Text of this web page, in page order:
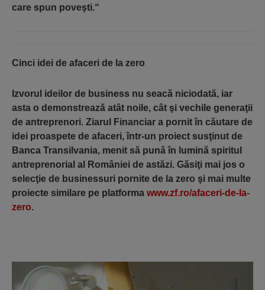
care spun poveşti.“
Cinci idei de afaceri de la zero
Izvorul ideilor de business nu seacă niciodată, iar
asta o demonstrează atât noile, cât şi vechile generaţii
de antreprenori. Ziarul Financiar a pornit în căutare de
idei proaspete de afaceri, într-un proiect susţinut de
Banca Transilvania, menit să pună în lumină spiritul
antreprenorial al României de astăzi. Găsiţi mai jos o
selecţie de businessuri pornite de la zero şi mai multe
proiecte similare pe platforma www.zf.ro/afaceri-de-la-
zero.